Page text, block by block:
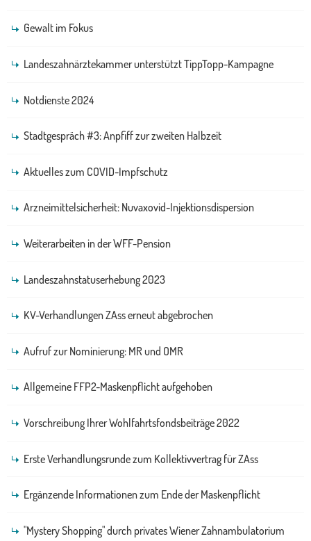
Gewalt im Fokus
Landeszahnärztekammer unterstützt TippTopp-Kampagne
Notdienste 2024
Stadtgespräch #3: Anpfiff zur zweiten Halbzeit
Aktuelles zum COVID-Impfschutz
Arzneimittelsicherheit: Nuvaxovid-Injektionsdispersion
Weiterarbeiten in der WFF-Pension
Landeszahnstatuserhebung 2023
KV-Verhandlungen ZAss erneut abgebrochen
Aufruf zur Nominierung: MR und OMR
Allgemeine FFP2-Maskenpflicht aufgehoben
Vorschreibung Ihrer Wohlfahrtsfondsbeiträge 2022
Erste Verhandlungsrunde zum Kollektivvertrag für ZAss
Ergänzende Informationen zum Ende der Maskenpflicht
"Mystery Shopping" durch privates Wiener Zahnambulatorium